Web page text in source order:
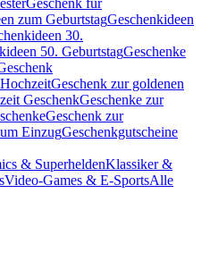
Geschenk für
zum GeburtstagGeschenkideen
30.
50. GeburtstagGeschenke
Geschenk zur goldenen
GeschenkGeschenke zur
Geschenk zur
EinzugGeschenkgutscheine
& SuperheldenKlassiker &
Video-Games & E-SportsAlle